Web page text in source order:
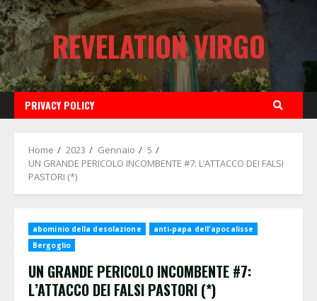
Skip
to
content
REVELATION VIRGO
PRIVACY POLICY
Home 2023 Gennaio
5
UN GRANDE PERICOLO INCOMBENTE #7: L’ATTACCO DEI FALSI
PASTORI (*)
abominio della desolazione
anti-papa dell'apocalisse
Bergoglio
UN GRANDE PERICOLO INCOMBENTE #7:
L’ATTACCO DEI FALSI PASTORI (*)